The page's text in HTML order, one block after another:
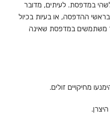
במדפסת. לעיתים, מדובר
ההדפסה, או בעיות בכיול
משתמשים במדפסת שאינה
מחיקויים זולים.